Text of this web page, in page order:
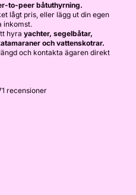
to-peer båtuthyrning.
lågt pris, eller lägg ut din egen
inkomst.
hyra yachter, segelbåtar,
och vattenskotrar.
och kontakta ägaren direkt
recensioner